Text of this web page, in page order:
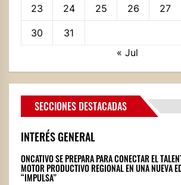
23 24 25 26 27
30
31
« Jul
SECCIONES DESTACADAS
INTERÉS GENERAL
ONCATIVO SE PREPARA PARA CONECTAR EL
MOTOR PRODUCTIVO REGIONAL EN UNA NUEVA
“IMPULSA”